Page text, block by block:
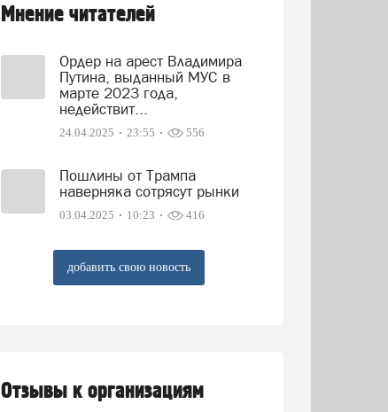
Мнение читателей
Ордер на арест Владимира
Путина, выданный МУС в
марте 2023 года,
недействит...
24.04.2025 23:55 556
Пошлины от Трампа
наверняка сотрясут рынки
03.04.2025 10:23 416
добавить свою новость
Отзывы к организациям